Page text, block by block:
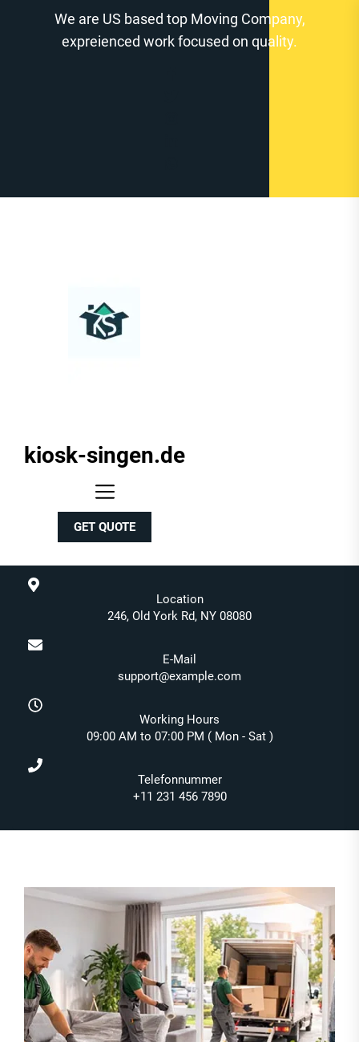
We are US based top Moving Company,
expreienced work focused on quality.
kiosk-
kiosk-singen.de
GET QUOTE
Location
246, Old York Rd, NY 08080
E-Mail
support@example.com
Working Hours
09:00 AM to 07:00 PM ( Mon - Sat )
Telefonnummer
+11 231 456 7890